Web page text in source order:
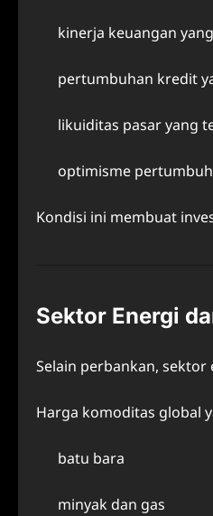
kinerja keuangan
pertumbuhan kredit
likuiditas pasar yang
optimisme
Kondisi ini membuat
Sektor Energi
Selain perbankan,
Harga komoditas global
batu bara
minyak dan gas